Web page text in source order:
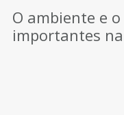
O ambiente e
importantes